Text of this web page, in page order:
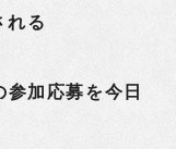
れる
加応募を今日